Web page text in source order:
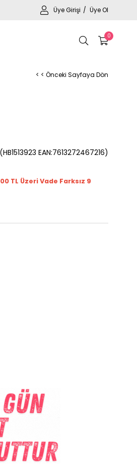
Üye Girişi Üye Ol
0
< < Önceki Sayfaya Dön
(HB1513923 EAN:7613272467216)
TL Üzeri Vade Farksız 9